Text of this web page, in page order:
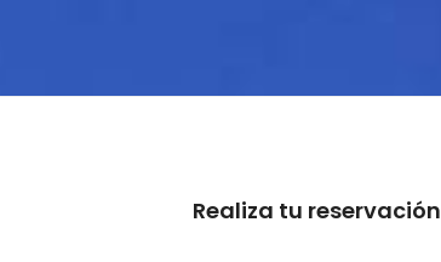
Realiza tu reservación